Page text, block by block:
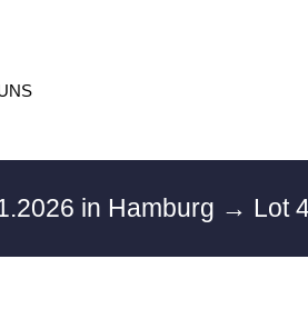
in Hamburg → Lot